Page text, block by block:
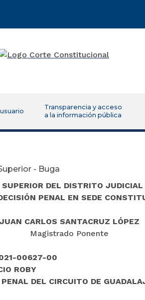
Transparencia y acceso
a la información pública
- Buga
DEL DISTRITO JUDICIAL
PENAL EN SEDE
JUAN CARLOS SANTACRUZ LÓPEZ
Magistrado Ponente
00627-00
ROBY
DEL CIRCUITO DE